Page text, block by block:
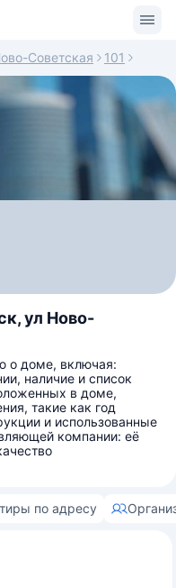
Советская 101
ул Ново-
о доме, включая:
наличие и список
в доме,
такие как год
и использованные
компании: её
по адресу